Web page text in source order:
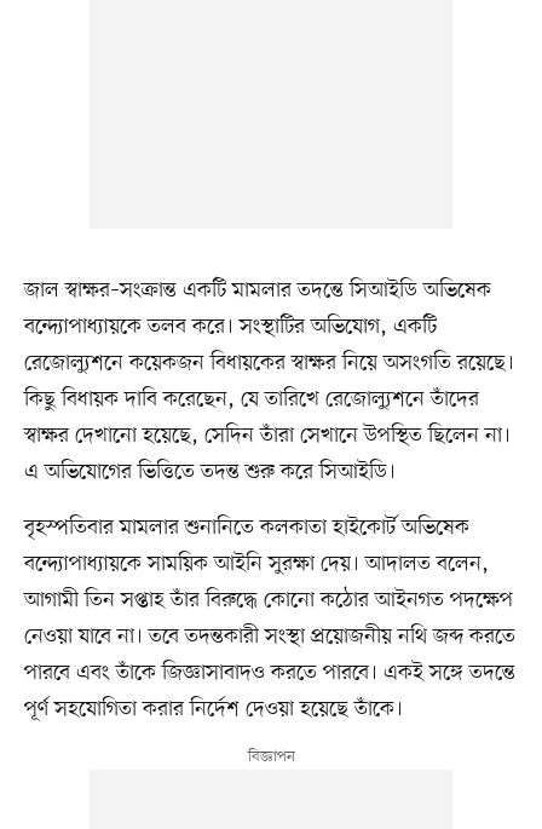
জাল স্বাক্ষর–সংক্রান্ত একটি মামলার তদন্তে সিআইডি অভিষেক
বন্দ্যোপাধ্যায়কে তলব করে। সংস্থাটির অভিযোগ, একটি
রেজোল্যুশনে কয়েকজন বিধায়কের স্বাক্ষর নিয়ে অসংগতি রয়েছে।
কিছু বিধায়ক দাবি করেছেন, যে তারিখে রেজোল্যুশনে তাঁদের
স্বাক্ষর দেখানো হয়েছে, সেদিন তাঁরা সেখানে উপস্থিত ছিলেন না।
এ অভিযোগের ভিত্তিতে তদন্ত শুরু করে সিআইডি।
বৃহস্পতিবার মামলার শুনানিতে কলকাতা হাইকোর্ট অভিষেক
বন্দ্যোপাধ্যায়কে সাময়িক আইনি সুরক্ষা দেয়। আদালত বলেন,
আগামী তিন সপ্তাহ তাঁর বিরুদ্ধে কোনো কঠোর আইনগত পদক্ষেপ
নেওয়া যাবে না। তবে তদন্তকারী সংস্থা প্রয়োজনীয় নথি জব্দ করতে
পারবে এবং তাঁকে জিজ্ঞাসাবাদও করতে পারবে। একই সঙ্গে তদন্তে
পূর্ণ সহযোগিতা করার নির্দেশ দেওয়া হয়েছে তাঁকে।